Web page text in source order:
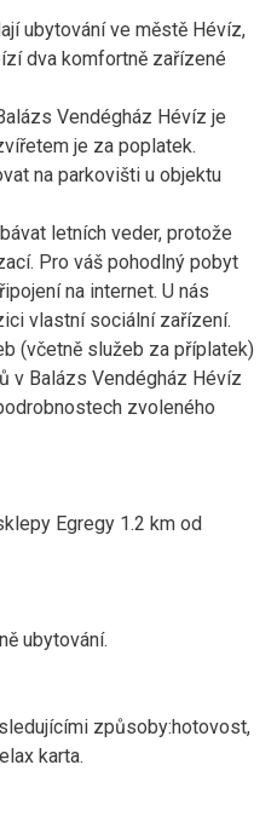
ubytování ve městě Hévíz,
dva komfortně zařízené
Vendégház Hévíz je
je za poplatek.
na parkovišti u objektu
letních veder, protože
Pro váš pohodlný pobyt
na internet. U nás
vlastní sociální zařízení.
(včetně služeb za příplatek)
v Balázs Vendégház Hévíz
zvoleného
Egregy 1.2 km od
ubytování.
způsoby:hotovost,
karta.